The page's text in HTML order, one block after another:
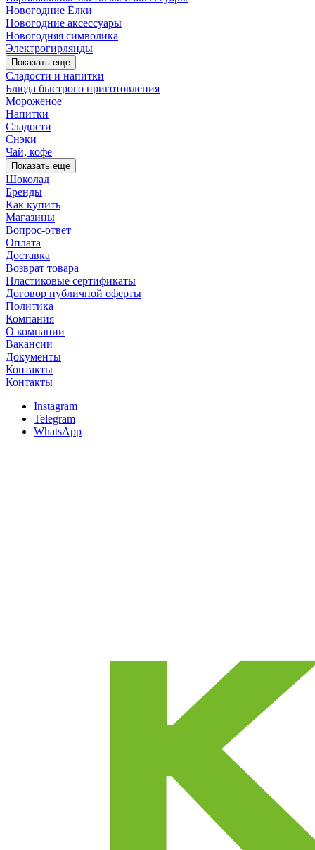
Новогодние Ёлки
Новогодние аксессуары
Новогодняя символика
Электрогирлянды
Показать еще
Сладости и напитки
Блюда быстрого приготовления
Мороженое
Напитки
Сладости
Снэки
Чай, кофе
Показать еще
Шоколад
Бренды
Как купить
Магазины
Вопрос-ответ
Оплата
Доставка
Возврат товара
Пластиковые сертификаты
Договор публичной оферты
Политика
Компания
О компании
Вакансии
Документы
Контакты
Контакты
Instagram
Telegram
WhatsApp